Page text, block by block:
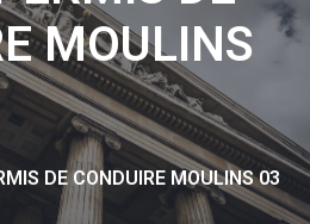
MOULINS
DE CONDUIRE MOULINS 03